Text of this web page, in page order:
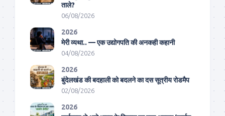
ताले?
06/08/2026
2026
मेरी व्यथा.. — एक उद्योगपति की अनकही कहानी
04/08/2026
2026
बुंदेलखंड की बदहाली को बदलने का दस सूत्रीय रोडमैप
02/08/2026
2026